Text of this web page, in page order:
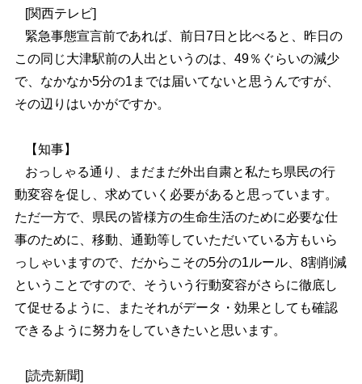
[関西テレビ]
緊急事態宣言前であれば、前日7日と比べると、昨日の
この同じ大津駅前の人出というのは、49％ぐらいの減少
で、なかなか5分の1までは届いてないと思うんですが、
その辺りはいかがですか。
【知事】
おっしゃる通り、まだまだ外出自粛と私たち県民の行
動変容を促し、求めていく必要があると思っています。
ただ一方で、県民の皆様方の生命生活のために必要な仕
事のために、移動、通勤等していただいている方もいら
っしゃいますので、だからこその5分の1ルール、8割削減
ということですので、そういう行動変容がさらに徹底し
て促せるように、またそれがデータ・効果としても確認
できるように努力をしていきたいと思います。
[読売新聞]